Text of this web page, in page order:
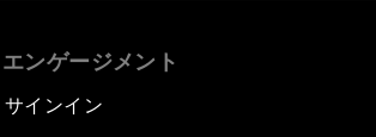
エンゲージメント
サインイン